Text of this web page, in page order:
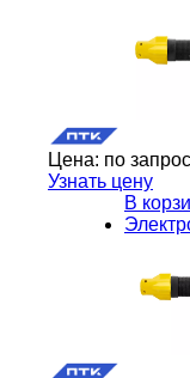
Цена: по
Узнать цену
В